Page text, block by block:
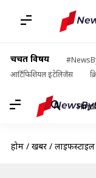
चर्चित विषय
आर्टिफिशियल इंटेलिजेंस
Hindi
होम / खबरें /